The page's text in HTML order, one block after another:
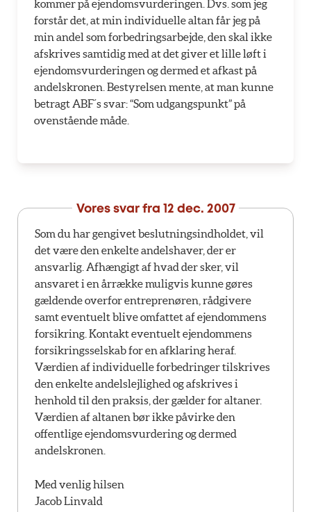
kommer på ejendomsvurderingen. Dvs. som jeg
forstår det, at min individuelle altan får jeg på
min andel som forbedringsarbejde, den skal ikke
afskrives samtidig med at det giver et lille løft i
ejendomsvurderingen og dermed et afkast på
andelskronen. Bestyrelsen mente, at man kunne
betragt ABF´s svar: “Som udgangspunkt” på
ovenstående måde.
Vores svar fra 12 dec. 2007
Som du har gengivet beslutningsindholdet, vil
det være den enkelte andelshaver, der er
ansvarlig. Afhængigt af hvad der sker, vil
ansvaret i en årrække muligvis kunne gøres
gældende overfor entreprenøren, rådgivere
samt eventuelt blive omfattet af ejendommens
forsikring. Kontakt eventuelt ejendommens
forsikringsselskab for en afklaring heraf.
Værdien af individuelle forbedringer tilskrives
den enkelte andelslejlighed og afskrives i
henhold til den praksis, der gælder for altaner.
Værdien af altanen bør ikke påvirke den
offentlige ejendomsvurdering og dermed
andelskronen.
Med venlig hilsen
Jacob Linvald